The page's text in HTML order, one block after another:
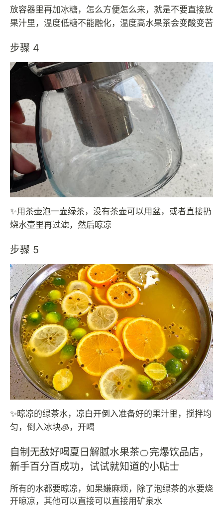
放容器里再加冰糖，怎么方便怎么来，就是不要直接放
果汁里，温度低糖不能融化，温度高水果茶会变酸变苦
步骤 4
✨用茶壶泡一壶绿茶，没有茶壶可以用盆，或者直接扔
烧水壶里再过滤，然后晾凉
步骤 5
✨晾凉的绿茶水，凉白开倒入准备好的果汁里，搅拌均
匀，倒入冰块🧊，开喝
自制无敌好喝夏日解腻水果茶🍊完爆饮品店，
新手百分百成功，试试就知道的小贴士
所有的水都要晾凉，如果嫌麻烦，除了泡绿茶的水要烧
开晾凉，其他可以直接可以直接用矿泉水